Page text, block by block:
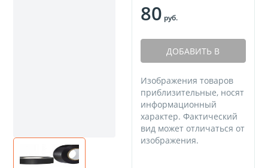
80 руб.
ДОБАВИТЬ В
Изображения товаров
приблизительные, носят
информационный
характер. Фактический
вид может отличаться от
изображения.